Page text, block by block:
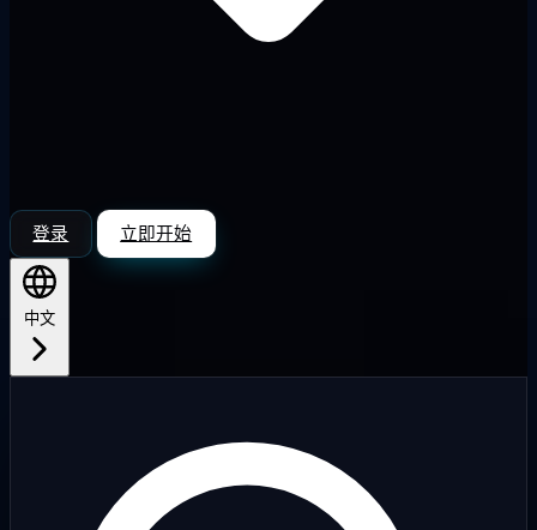
登录 立即开始
中文